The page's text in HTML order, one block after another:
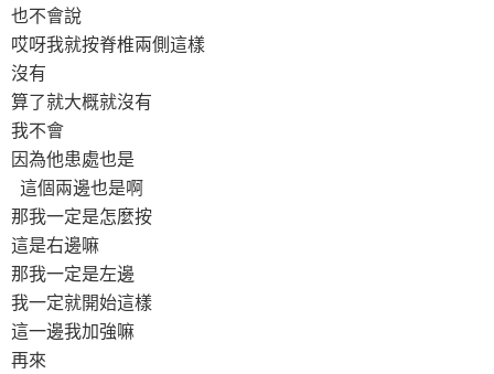
也不會說
哎呀我就按脊椎兩側這樣
沒有
算了就大概就沒有
我不會
因為他患處也是
這個兩邊也是啊
那我一定是怎麼按
這是右邊嘛
那我一定是左邊
我一定就開始這樣
這一邊我加強嘛
再來